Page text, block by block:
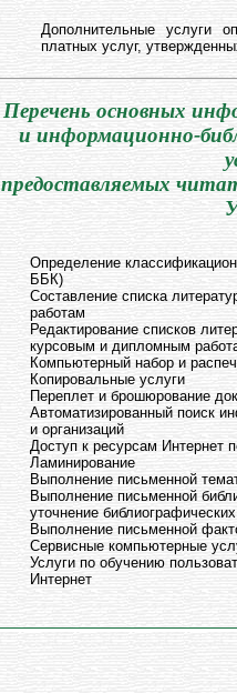
Дополнительные услуги
платных услуг,
Перечень основных
и информационно-
предоставляемых
Определение
ББК)
Составление списка
работам
Редактирование списков
курсовым и дипломным
Компьютерный набор и
Копировальные услуги
Переплет и брошюрование
Автоматизированный поиск
и организаций
Доступ к ресурсам Интернет
Ламинирование
Выполнение письменной
Выполнение письменной
уточнение
Выполнение письменной
Сервисные компьютерные
Услуги по обучению
Интернет